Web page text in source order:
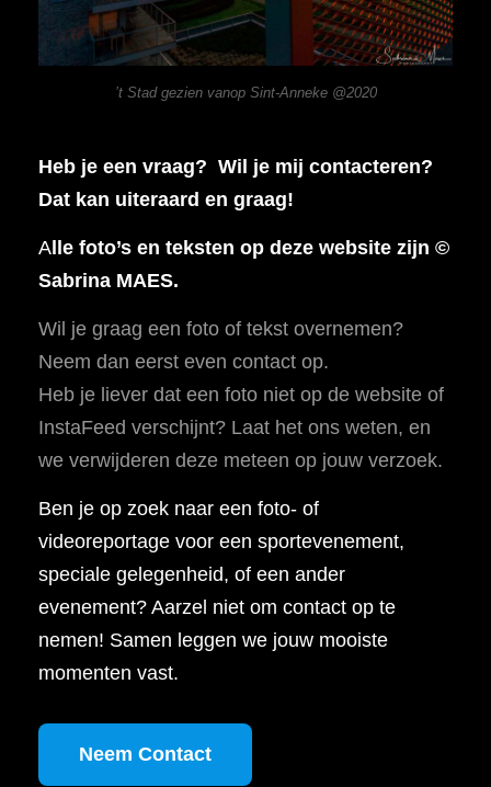
’t Stad gezien vanop Sint-Anneke @2020
Heb je een vraag? Wil je mij contacteren?
Dat kan uiteraard en graag!
Alle foto’s en teksten op deze website zijn ©
Sabrina MAES.
Wil je graag een foto of tekst overnemen?
Neem dan eerst even contact op.
Heb je liever dat een foto niet op de website of
InstaFeed verschijnt? Laat het ons weten, en
we verwijderen deze meteen op jouw verzoek.
Ben je op zoek naar een foto- of
videoreportage voor een sportevenement,
speciale gelegenheid, of een ander
evenement? Aarzel niet om contact op te
nemen! Samen leggen we jouw mooiste
momenten vast.
Neem Contact